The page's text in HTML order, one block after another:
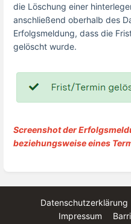
die Löschung einer
anschließend oberhalb des
Erfolgsmeldung, dass die
gelöscht wurde.
Screenshot der
beziehungsweise eines
Datenschutzerklärung
Impressum